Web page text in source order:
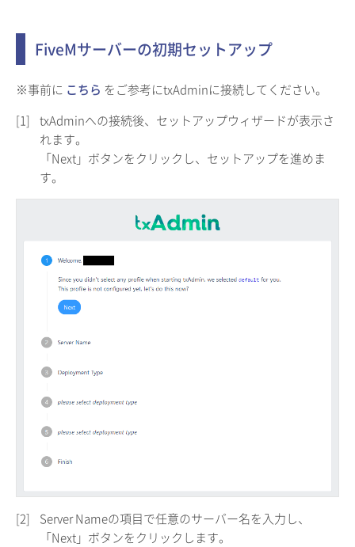
FiveMサーバーの初期セットアップ
※事前に こちら をご参考にtxAdminに接続してください。
[1]
txAdminへの接続後、セットアップウィザードが表示さ
れます。
「Next」ボタンをクリックし、セットアップを進めま
す。
[2]
Server Nameの項目で任意のサーバー名を入力し、
「Next」ボタンをクリックします。